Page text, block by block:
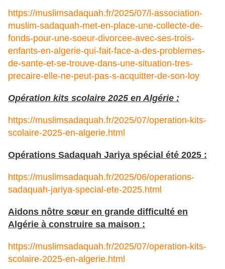
https://muslimsadaquah.fr/2025/07/l-association-
muslim-sadaquah-met-en-place-une-collecte-de-
fonds-pour-une-soeur-divorcee-avec-ses-trois-
enfants-en-algerie-qui-fait-face-a-des-problemes-
de-sante-et-se-trouve-dans-une-situation-tres-
precaire-elle-ne-peut-pas-s-acquitter-de-son-loy
Opération kits scolaire 2025 en Algérie :
https://muslimsadaquah.fr/2025/07/operation-kits-
scolaire-2025-en-algerie.html
Opérations Sadaquah Jariya spécial été 2025 :
https://muslimsadaquah.fr/2025/06/operations-
sadaquah-jariya-special-ete-2025.html
Aidons nôtre sœur en grande difficulté en
Algérie à construire sa maison :
https://muslimsadaquah.fr/2025/07/operation-kits-
scolaire-2025-en-algerie.html